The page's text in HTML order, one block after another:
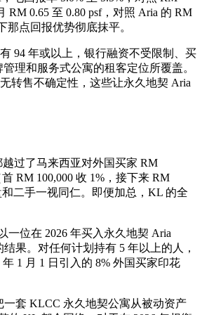
RM 0.65 至 0.80 psf，对照 Aria 的 RM
点回报优势彻底抹平。
94 年或以上，银行融资不受限制、买
理和服务式公寓的租客定位所覆盖。
转售不确定性，这些让永久地契 Aria
越过了马来西亚对外国买家 RM
RM 100,000 收 1%，接下来 RM
和二手一视同仁。即便加总，KL 的全
一位在 2026 年买入永久地契 Aria
果。对任何计划持有 5 年以上的人，
1 月 1 日引入的 8% 外国买家印花
套 KLCC 永久地契公寓从被动资产